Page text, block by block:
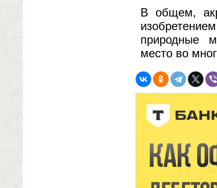
В общем,
природные
место во